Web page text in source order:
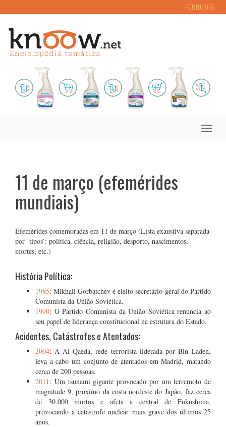
PORTUGUÊS
Toggle
11 de março (efemérides
mundiais)
Efemérides comemoradas em 11 de março (Lista exaustiva separada
por ‘tipos’: política, ciência, religião, desporto, nascimentos,
mortes, etc.)
História Política:
1985: Mikhail Gorbatchev é eleito secretário-geral do Partido
Comunista da União Soviética.
1990: O Partido Comunista da União Soviética renuncia ao
seu papel de liderança constitucional na estrutura do Estado.
Acidentes, Catástrofes e Atentados:
2004: A Al Qaeda, rede terrorista liderada por Bin Laden,
leva a cabo um conjunto de atentados em Madrid, matando
cerca de 200 pessoas.
2011: Um tsunami gigante provocado por um terremoto de
magnitude 9, próximo da costa nordeste do Japão, faz cerca
de 30.000 mortos e afeta a central de Fukushima,
provocando a catástrofe nuclear mais grave dos últimos 25
anos.